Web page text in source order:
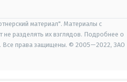
материал". Материалы с
разделять их взглядов. Подробнее о
Все права защищены. © 2005—2022, ЗАО